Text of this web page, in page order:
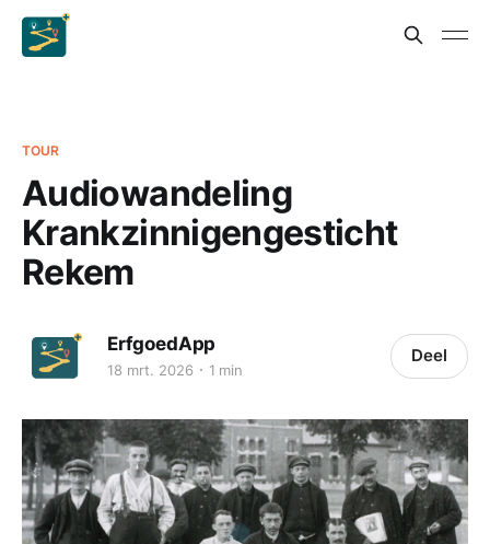
TOUR
Audiowandeling
Krankzinnigengesticht
Rekem
ErfgoedApp
18 mrt. 2026 1 min
Deel